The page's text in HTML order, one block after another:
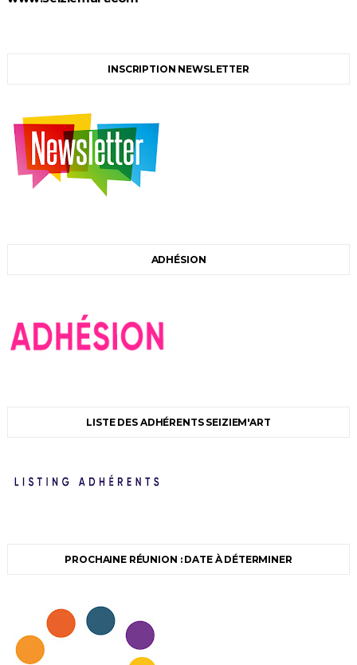
INSCRIPTION NEWSLETTER
ADHÉSION
LISTE DES ADHÉRENTS SEIZIEM'ART
PROCHAINE RÉUNION : DATE À DÉTERMINER